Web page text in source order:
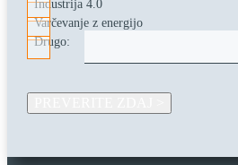
Industrija 4.0
Varčevanje z energijo
Drugo: